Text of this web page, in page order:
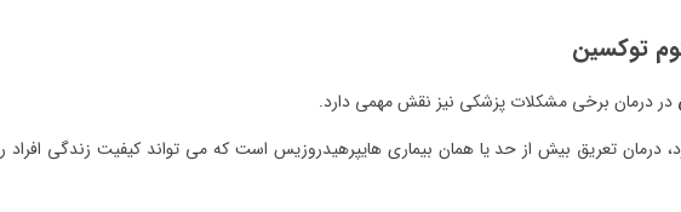
توکسین
در درمان برخی مشکلات پزشکی نیز نقش مهمی دارد.
درمان تعریق بیش از حد یا همان بیماری هایپرهیدروزیس است که می تواند کیفیت زندگی افراد